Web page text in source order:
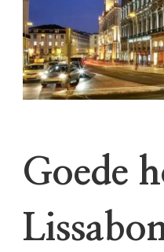
Goede